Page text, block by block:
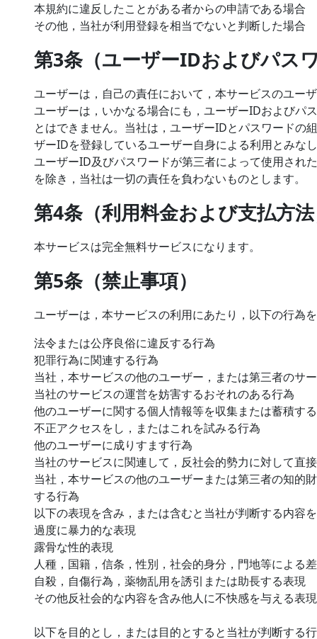
本規約に違反したことがある者からの申請である場合
その他，当社が利用登録を相当でないと判断した場合
第3条（ユーザーIDおよびパス
ユーザーは，自己の責任において，本サービスのユー
ユーザーは，いかなる場合にも，ユーザーIDおよびパ
とはできません。当社は，ユーザーIDとパスワードの
ザーIDを登録しているユーザー自身による利用とみな
ユーザーID及びパスワードが第三者によって使用され
を除き，当社は一切の責任を負わないものとします。
第4条（利用料金および支払方
本サービスは完全無料サービスになります。
第5条（禁止事項）
ユーザーは，本サービスの利用にあたり，以下の行為
法令または公序良俗に違反する行為
犯罪行為に関連する行為
当社，本サービスの他のユーザー，または第三者のサ
当社のサービスの運営を妨害するおそれのある行為
他のユーザーに関する個人情報等を収集または蓄積す
不正アクセスをし，またはこれを試みる行為
他のユーザーに成りすます行為
当社のサービスに関連して，反社会的勢力に対して直
当社，本サービスの他のユーザーまたは第三者の知的
する行為
以下の表現を含み，または含むと当社が判断する内容
過度に暴力的な表現
露骨な性的表現
人種，国籍，信条，性別，社会的身分，門地等による
自殺，自傷行為，薬物乱用を誘引または助長する表現
その他反社会的な内容を含み他人に不快感を与える表現
以下を目的とし，または目的とすると当社が判断する